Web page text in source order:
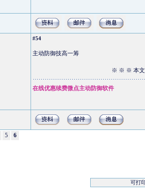
#54
主动防御技高一筹
※ ※ ※ 本文
在线优惠续费微点主动防御软件
5 6
可打